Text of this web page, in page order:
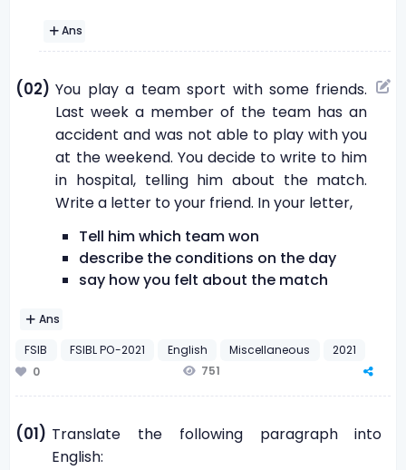
Ans
(02) You play a team sport with some friends.
Last week a member of the team has an
accident and was not able to play with you
at the weekend. You decide to write to him
in hospital, telling him about the match.
Write a letter to your friend. In your letter,
Tell him which team won
describe the conditions on the day
say how you felt about the match
Ans
FSIB
FSIBL PO-2021 English Miscellaneous
2021
0
751
(01) Translate the following paragraph into
English: